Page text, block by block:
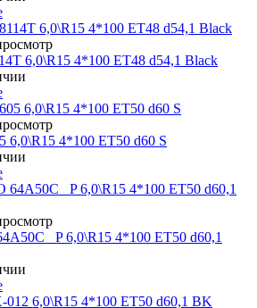
6,0\R15 4*100 ET48 d54,1 Black
6,0\R15 4*100 ET50 d60 S
_P 6,0\R15 4*100 ET50 d60,1